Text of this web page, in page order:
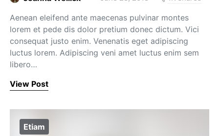
Aenean eleifend ante maecenas pulvinar montes
lorem et pede dis dolor pretium donec dictum. Vici
consequat justo enim. Venenatis eget adipiscing
luctus lorem. Adipiscing veni amet luctus enim sem
libero…
View Post
Etiam